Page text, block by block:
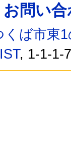
お問い
くば市東
, 1-1-1-